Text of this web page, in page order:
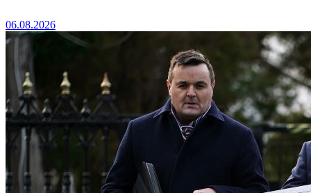
06.08.2026